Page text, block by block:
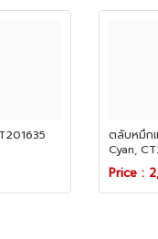
ตลับหมึก
Cyan,
Price :